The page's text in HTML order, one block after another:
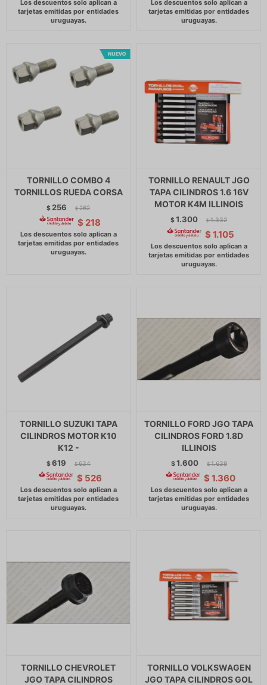
TORNILLO COMBO 4
TORNILLOS RUEDA CORSA
$ 256 $ 262
$ 218
TORNILLO RENAULT JGO
TAPA CILINDROS 1.6 16V
MOTOR K4M ILLINOIS
$1.300 $ 1.332
$ 1.105
TORNILLO SUZUKI TAPA
CILINDROS MOTOR K10
K12 -
$619 $ 634
$ 526
TORNILLO FORD JGO TAPA
CILINDROS FORD 1.8D
ILLINOIS
$1.600 $ 1.639
$ 1.360
TORNILLO CHEVROLET
JGO TAPA CILINDROS
TORNILLO VOLKSWAGEN
JGO TAPA CILINDROS GOL